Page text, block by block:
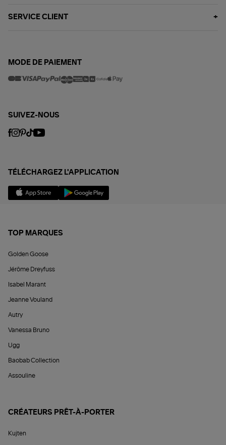
SERVICE CLIENT
MODE DE PAIEMENT
SUIVEZ-NOUS
TÉLÉCHARGEZ L'APPLICATION
TOP MARQUES
Golden Goose
Jérôme Dreyfuss
Isabel Marant
Jeanne Vouland
Autry
Vanessa Bruno
Ugg
Baobab Collection
Assouline
CRÉATEURS PRÊT-À-PORTER
Kujten